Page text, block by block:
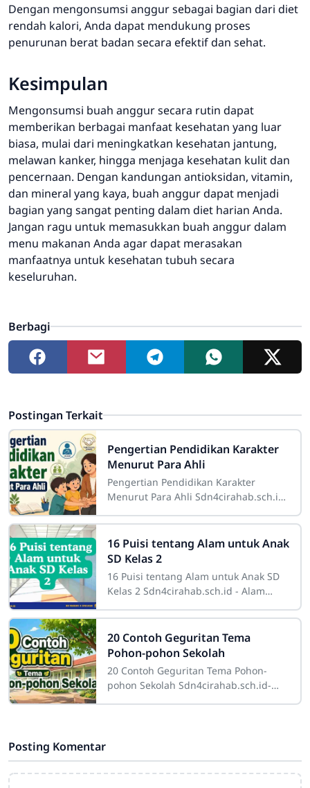
Dengan mengonsumsi anggur sebagai bagian dari diet
rendah kalori, Anda dapat mendukung proses
penurunan berat badan secara efektif dan sehat.
Kesimpulan
Mengonsumsi buah anggur secara rutin dapat
memberikan berbagai manfaat kesehatan yang luar
biasa, mulai dari meningkatkan kesehatan jantung,
melawan kanker, hingga menjaga kesehatan kulit dan
pencernaan. Dengan kandungan antioksidan, vitamin,
dan mineral yang kaya, buah anggur dapat menjadi
bagian yang sangat penting dalam diet harian Anda.
Jangan ragu untuk memasukkan buah anggur dalam
menu makanan Anda agar dapat merasakan
manfaatnya untuk kesehatan tubuh secara
keseluruhan.
Berbagi
Postingan Terkait
Pengertian Pendidikan Karakter
Menurut Para Ahli
Pengertian Pendidikan Karakter
Menurut Para Ahli Sdn4cirahab.sch.id-
konsep yang sangat penting dalam
dunia
16 Puisi tentang Alam untuk Anak
SD Kelas 2
16 Puisi tentang Alam untuk Anak SD
Kelas 2 Sdn4cirahab.sch.id - Alam
tak terbatas bagi banyak orang. Bagi
20 Contoh Geguritan Tema
Pohon-pohon Sekolah
20 Contoh Geguritan Tema Pohon-
pohon Sekolah Sdn4cirahab.sch.id-
Posting Komentar